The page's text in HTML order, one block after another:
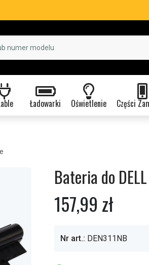
Ładowarki Oświetlenie Części
Bateria do
157,99 zł
Nr art.: DEN311NB